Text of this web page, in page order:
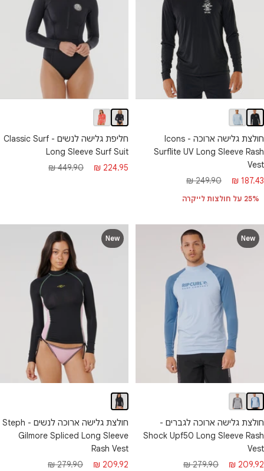
חולצת גלישה ארוכה - Icons
Surflite UV Long Sleeve Rash
Vest
מחיר
מבצע
187.43 ₪
מחיר
רגיל
249.90 ₪
25% על חולצות לייקרה
חליפת גלישה לנשים - Classic Surf
Long Sleeve Surf Suit
מחיר
224.95 ₪
מחיר
449.90 ₪
New
חולצת גלישה ארוכה לגברים -
Shock Upf50 Long Sleeve Rash
Vest
מחיר
209.92 ₪
מחיר
279.90 ₪
New
חולצת גלישה ארוכה לנשים - Steph
Gilmore Spliced Long Sleeve
Rash Vest
מחיר
209.92 ₪
מחיר
279.90 ₪